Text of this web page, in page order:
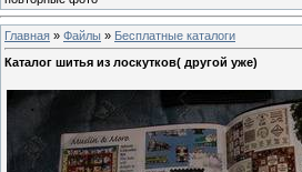
Главная » Файлы » Бесплатные каталоги
Каталог шитья из лоскутков( другой уже)